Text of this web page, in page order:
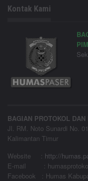
Kontak Kami
BAGIAN PROTOKOL
Jl. RM. Noto Sunardi No.
Kalimantan Timur
Website
: http://
E-mail :
Facebook : Humas